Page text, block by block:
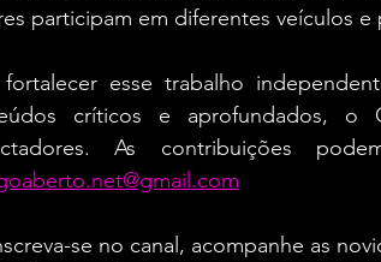
participam em diferentes veículos e
fortalecer esse trabalho
críticos e aprofundados,
se no canal, acompanhe as